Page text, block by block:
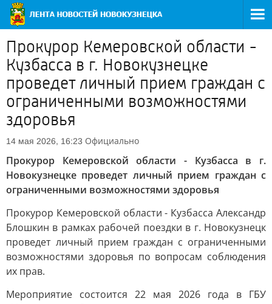
Прокурор Кемеровской области -
Кузбасса в г. Новокузнецке
проведет личный прием граждан с
ограниченными возможностями
здоровья
14 мая 2026, 16:23 Официально
Прокурор Кемеровской области - Кузбасса в г.
Новокузнецке проведет личный прием граждан с
ограниченными возможностями здоровья
Прокурор Кемеровской области - Кузбасса Александр
Блошкин в рамках рабочей поездки в г. Новокузнецк
проведет личный прием граждан с ограниченными
возможностями здоровья по вопросам соблюдения
их прав.
Мероприятие состоится 22 мая 2026 года в ГБУ